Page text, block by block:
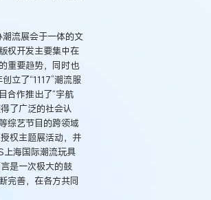
流展会于一体的文
权开发主要集中在
重要趋势，同时也
立了“1117”潮流服
合作推出了“宇航
了广泛的社会认
综艺节目的跨领域
权主题展活动，并
上海国际潮流玩具
是一次极大的鼓
完善，在各方共同